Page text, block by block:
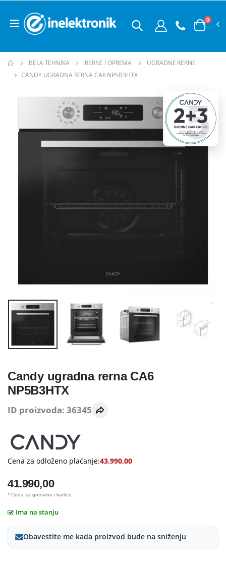
0
BELA TEHNIKA RERNE I OPREMA
UGRADNE RERNE
CANDY UGRADNA RERNA CA6 NP5B3HTX
Candy ugradna rerna CA6
NP5B3HTX
ID proizvoda: 36345
Cena za odloženo plaćanje:43.990,00
41.990,00
* Cena za gotovinu i kartice
Ima na stanju
Obavestite me kada proizvod bude na sniženju